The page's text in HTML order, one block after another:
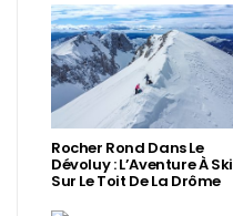
Rocher Rond Dans Le
Dévoluy : L’Aventure À Ski
Sur Le Toit De La Drôme